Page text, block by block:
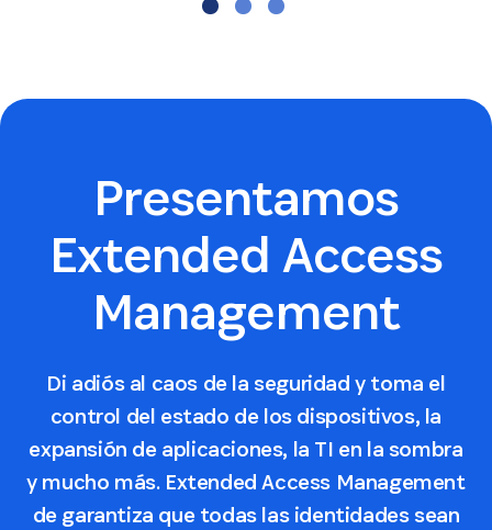
Presentamos
Extended Access
Management
Di adiós al caos de la seguridad y toma el
control del estado de los dispositivos, la
expansión de aplicaciones, la TI en la sombra
y mucho más. Extended Access Management
de garantiza que todas las identidades sean